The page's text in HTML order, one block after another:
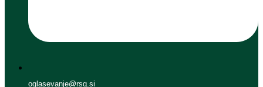
oglasevanje@rsg.si